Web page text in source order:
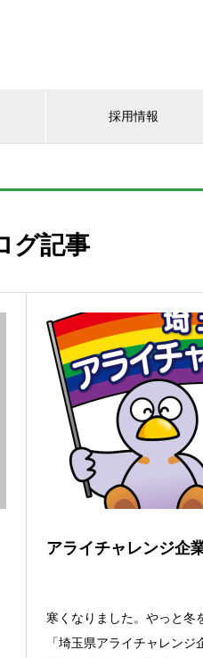
採用情報
グ記事
アライチャレンジ企
寒くなりました。やっと冬
「埼玉県アライチャレン